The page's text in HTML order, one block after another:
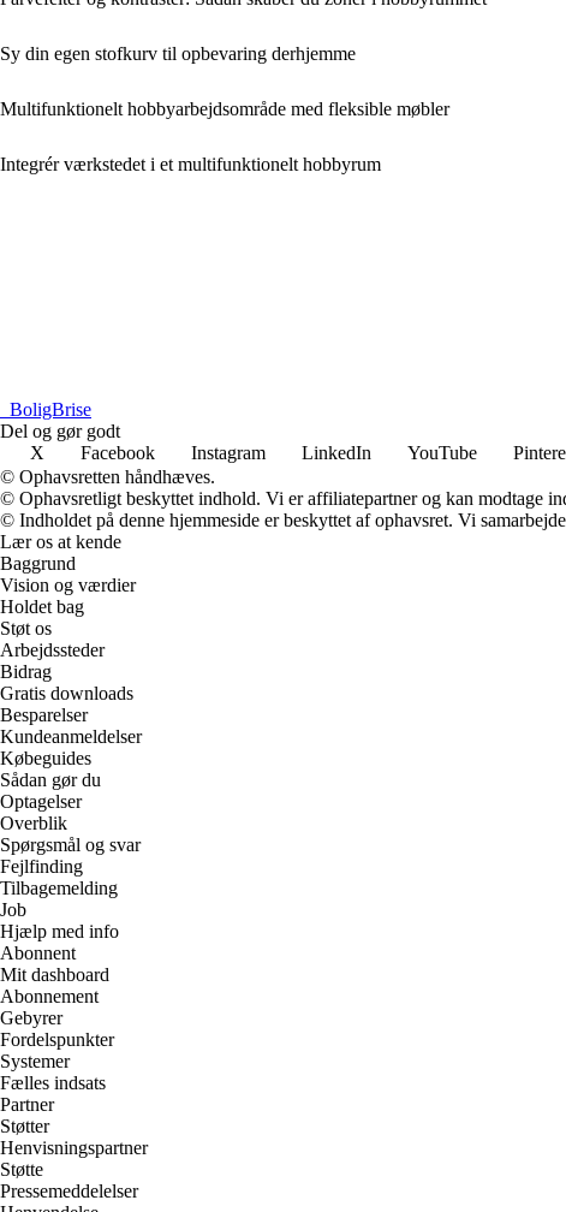
Sy din egen stofkurv til opbevaring derhjemme
Multifunktionelt hobbyarbejdsområde med fleksible møbler
Integrér værkstedet i et multifunktionelt hobbyrum
BoligBrise
Del og gør godt
X
Facebook Instagram LinkedIn YouTube
© Ophavsretten håndhæves.
© Ophavsretligt beskyttet indhold. Vi er affiliatepartner og kan modtage
© Indholdet på denne hjemmeside er beskyttet af ophavsret. Vi
Lær os at kende
Baggrund
Vision og værdier
Holdet bag
Støt os
Arbejdssteder
Bidrag
Gratis downloads
Besparelser
Kundeanmeldelser
Købeguides
Sådan gør du
Optagelser
Overblik
Spørgsmål og svar
Fejlfinding
Tilbagemelding
Job
Hjælp med info
Abonnent
Mit dashboard
Abonnement
Gebyrer
Fordelspunkter
Systemer
Fælles indsats
Partner
Støtter
Henvisningspartner
Støtte
Pressemeddelelser